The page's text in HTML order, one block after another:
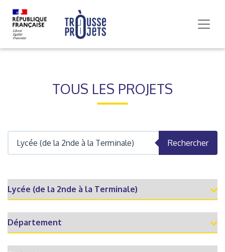
TOUS LES PROJETS
Rechercher